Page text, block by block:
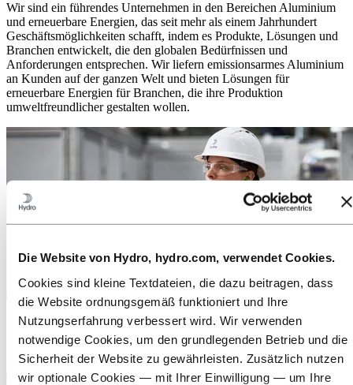
Die Website von Hydro, hydro.com, verwendet Cookies.
Cookies sind kleine Textdateien, die dazu beitragen, dass
die Website ordnungsgemäß funktioniert und Ihre
Nutzungserfahrung verbessert wird. Wir verwenden
notwendige Cookies, um den grundlegenden Betrieb und die
Sicherheit der Website zu gewährleisten. Zusätzlich nutzen
wir optionale Cookies — mit Ihrer Einwilligung — um Ihre
Wir sind ein führendes Unternehmen in den Bereichen Aluminium
und erneuerbare Energien, das seit mehr als einem Jahrhundert
Geschäftsmöglichkeiten schafft, indem es Produkte, Lösungen und
Branchen entwickelt, die den globalen Bedürfnissen und
Anforderungen entsprechen. Wir liefern emissionsarmes Aluminium
an Kunden auf der ganzen Welt und bieten Lösungen für
erneuerbare Energien für Branchen, die ihre Produktion
umweltfreundlicher gestalten wollen.
Medien
Egal ob Pressemitteilungen, Fotos, Storys, Fakten und Zahlen: Hier
finden Sie alles, was Sie brauchen.